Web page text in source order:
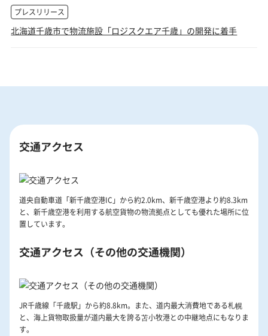
プレスリリース
北海道千歳市で物流施設「ロジスクエア千歳」の開発に着手
交通アクセス
道央自動車道「新千歳空港IC」から約2.0km、新千歳空港より約8.3km
と、新千歳空港を利用する航空貨物の物流拠点としても優れた場所に位
置しています。
交通アクセス（その他の交通機関）
JR千歳線「千歳駅」から約8.8km。また、道内最大消費地である札幌
と、海上貨物取扱量が道内最大を誇る苫小牧港との中継地点にもなりま
す。